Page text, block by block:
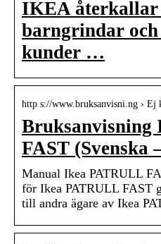
IKEA
barngrindar
kunder …
http s://www.bruksanvisni.ng › Ej
Bruksanvisning
FAST (Svenska
Manual Ikea PATRULL
för Ikea PATRULL FAST
till andra ägare av Ikea